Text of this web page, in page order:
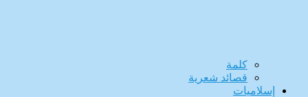
كلمة
قصائد شعرية
إسلاميات